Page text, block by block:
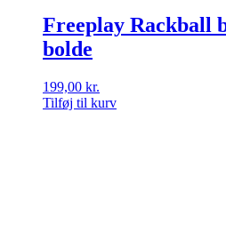
Freeplay Rackball
bolde
199,00 kr.
Tilføj til kurv